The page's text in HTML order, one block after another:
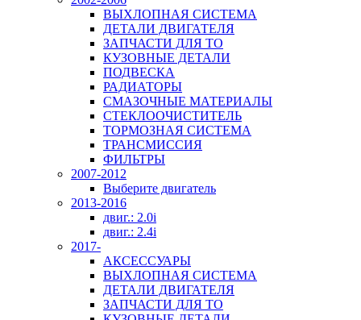
ВЫХЛОПНАЯ СИСТЕМА
ДЕТАЛИ ДВИГАТЕЛЯ
ЗАПЧАСТИ ДЛЯ ТО
КУЗОВНЫЕ ДЕТАЛИ
ПОДВЕСКА
РАДИАТОРЫ
СМАЗОЧНЫЕ МАТЕРИАЛЫ
СТЕКЛООЧИСТИТЕЛЬ
ТОРМОЗНАЯ СИСТЕМА
ТРАНСМИССИЯ
ФИЛЬТРЫ
2007-2012
Выберите двигатель
2013-2016
двиг.: 2.0i
двиг.: 2.4i
2017-
АКСЕССУАРЫ
ВЫХЛОПНАЯ СИСТЕМА
ДЕТАЛИ ДВИГАТЕЛЯ
ЗАПЧАСТИ ДЛЯ ТО